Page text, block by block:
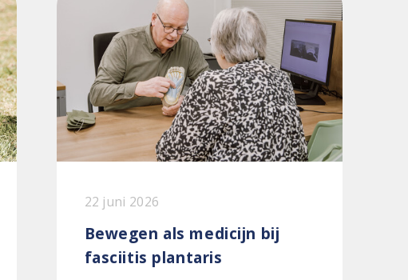
22 juni 2026
Bewegen als medicijn bij
fasciitis plantaris